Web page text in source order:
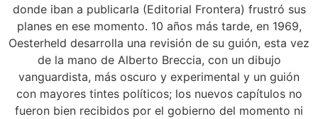
donde iban a publicarla (Editorial Frontera) frustró sus
planes en ese momento. 10 años más tarde, en 1969,
Oesterheld desarrolla una revisión de su guión, esta vez
de la mano de Alberto Breccia, con un dibujo
vanguardista, más oscuro y experimental y un guión
con mayores tintes políticos; los nuevos capítulos no
fueron bien recibidos por el gobierno del momento ni